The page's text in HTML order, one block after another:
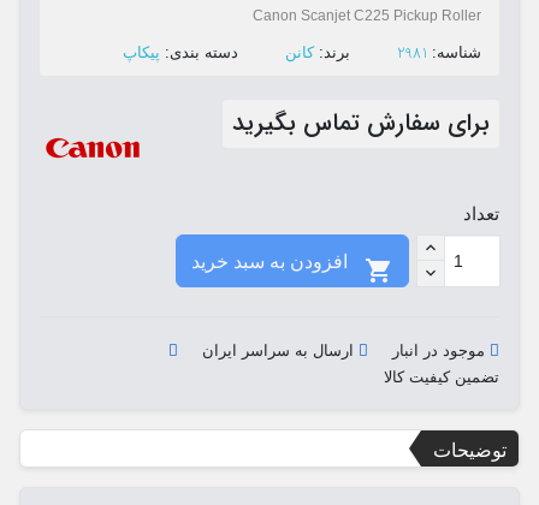
Canon Scanjet C225 Pickup Roller
ﺷﻨﺎﺳﻪ: 2981 ﺑﺮﻧﺪ: کانن ﺩﺳﺘﻪ ﺑﻨﺪی: پیکاپ
برای سفارش تماس بگیرید
تعداد

موجود در انبار
ارسال به سراسر ایران
تضمین کیفیت کالا
توضیحات